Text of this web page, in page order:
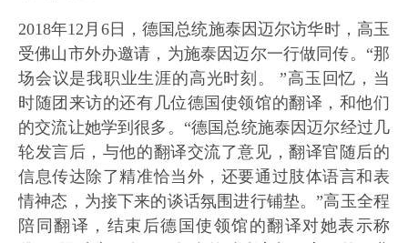
2018年12月6日，德国总统施泰因迈尔访华时，高玉
受佛山市外办邀请，为施泰因迈尔一行做同传。“那
场会议是我职业生涯的高光时刻。 ”高玉回忆，当
时随团来访的还有几位德国使领馆的翻译，和他们
的交流让她学到很多。“德国总统施泰因迈尔经过几
轮发言后，与他的翻译交流了意见，翻译官随后的
信息传达除了精准恰当外，还要通过肢体语言和表
情神态，为接下来的谈话氛围进行铺垫。”高玉全程
陪同翻译，结束后德国使领馆的翻译对她表示称